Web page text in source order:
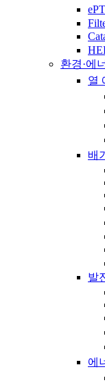
환경·에
열
배
발
에